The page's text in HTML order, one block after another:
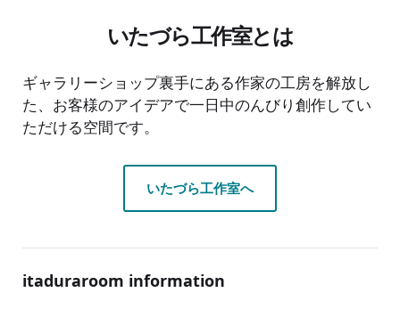
いたづら工作室とは
ギャラリーショップ裏手にある作家の工房を解放し
た、お客様のアイデアで一日中のんびり創作してい
ただける空間です。
いたづら工作室へ
itaduraroom information